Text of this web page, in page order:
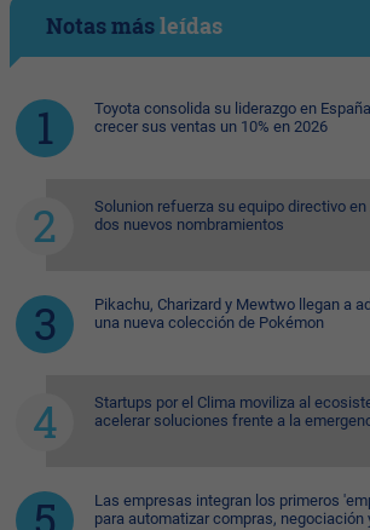
Notas másleídas
Toyota consolida su liderazgo en
crecer sus ventas un 10% en 2026
Solunion refuerza su equipo directivo
dos nuevos nombramientos
Pikachu, Charizard y Mewtwo llegan a
una nueva colección de Pokémon
Startups por el Clima moviliza al
acelerar soluciones frente a la
Las empresas integran los primeros
para automatizar compras, negociación